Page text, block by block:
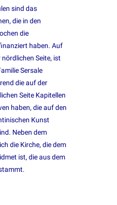
sind das
die in den
die
haben. Auf
Seite, ist
Sersale
die auf der
Seite Kapitellen
haben, die auf den
Kunst
Neben dem
die Kirche, die dem
ist, die aus dem